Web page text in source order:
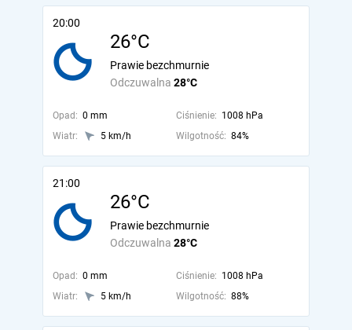
20:00
26°C
Odczuwalna 28°C
Prawie bezchmurnie
Opad: 0 mm Ciśnienie: 1008 hPa
Wiatr:
5 km/h Wilgotność: 84%
21:00
26°C
Odczuwalna 28°C
Prawie bezchmurnie
Opad: 0 mm Ciśnienie: 1008 hPa
Wiatr:
5 km/h Wilgotność: 88%